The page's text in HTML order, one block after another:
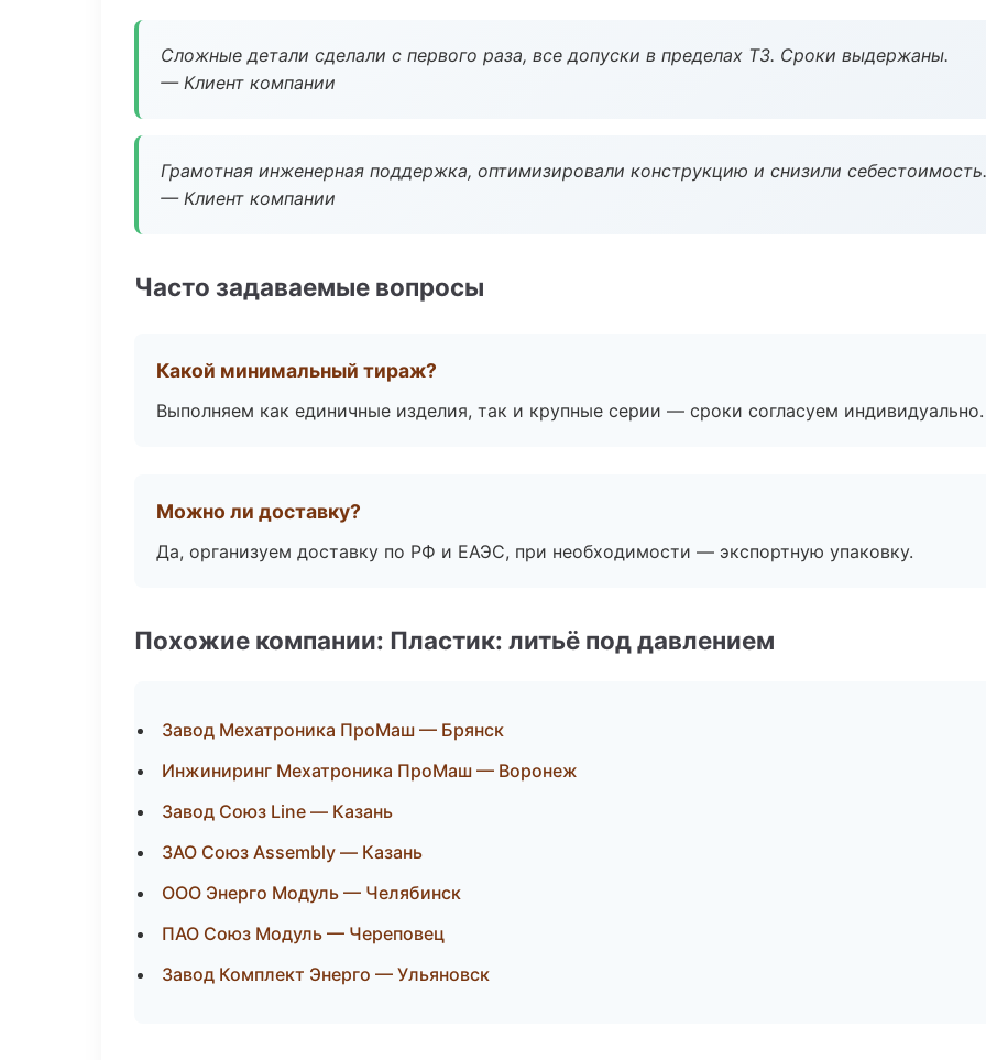
Сложные детали сделали с первого раза, все допуски в пределах ТЗ. Сроки выдержаны.
— Клиент компании
Грамотная инженерная поддержка, оптимизировали конструкцию и снизили себестоимость.
— Клиент компании
Часто задаваемые вопросы
Какой минимальный тираж?
Выполняем как единичные изделия, так и крупные серии — сроки согласуем индивидуально.
Можно ли доставку?
Да, организуем доставку по РФ и ЕАЭС, при необходимости — экспортную упаковку.
Похожие компании: Пластик: литьё под давлением
Завод Мехатроника ПроМаш — Брянск
Инжиниринг Мехатроника ПроМаш — Воронеж
Завод Союз Line — Казань
ЗАО Союз Assembly — Казань
ООО Энерго Модуль — Челябинск
ПАО Союз Модуль — Череповец
Завод Комплект Энерго — Ульяновск